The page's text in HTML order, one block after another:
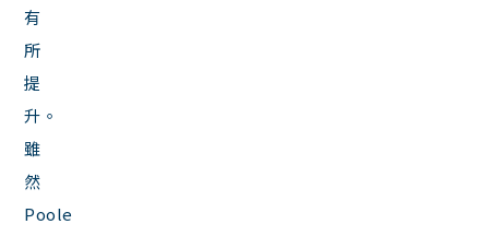
有
所
提
升。
雖
然
Poole